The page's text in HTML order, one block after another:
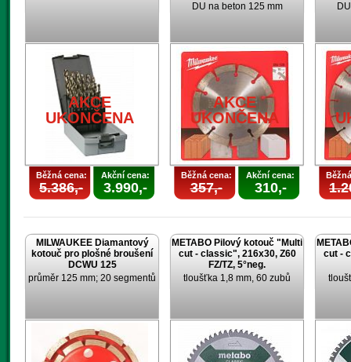
AKCE
UKONČENA
Běžná cena:
5.386,-
Akční cena:
3.990,-
DU na beton 125 mm
AKCE
UKONČENA
Běžná cena:
357,-
Akční cena:
310,-
MILWAUKEE Diamantový
kotouč pro plošné broušení
DCWU 125
průměr 125 mm; 20 segmentů
METABO Pilový kotouč "Multi
cut - classic", 216x30, Z60
FZ/TZ, 5°neg.
tloušťka 1,8 mm, 60 zubů
cut -